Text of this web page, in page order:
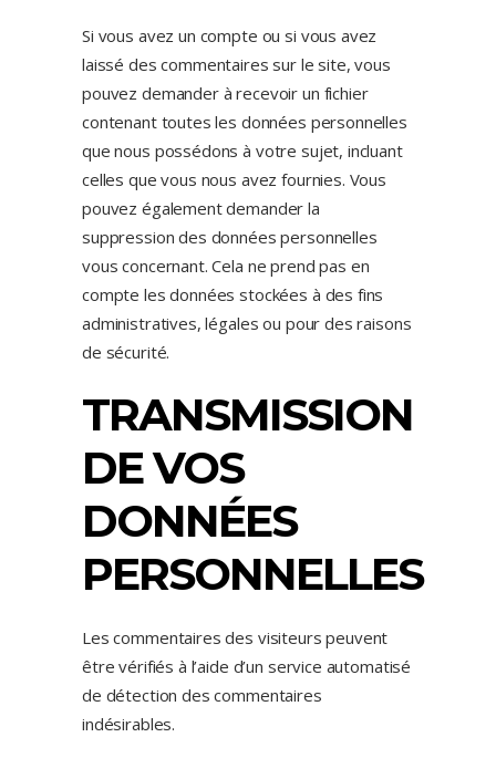
Si vous avez un compte ou si vous avez
laissé des commentaires sur le site, vous
pouvez demander à recevoir un fichier
contenant toutes les données personnelles
que nous possédons à votre sujet, incluant
celles que vous nous avez fournies. Vous
pouvez également demander la
suppression des données personnelles
vous concernant. Cela ne prend pas en
compte les données stockées à des fins
administratives, légales ou pour des raisons
de sécurité.
TRANSMISSION
DE VOS
DONNÉES
PERSONNELLES
Les commentaires des visiteurs peuvent
être vérifiés à l’aide d’un service automatisé
de détection des commentaires
indésirables.